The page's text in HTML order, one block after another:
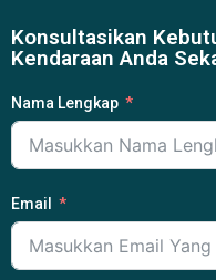
Konsultasikan
Kendaraan Anda
Nama Lengkap
Email